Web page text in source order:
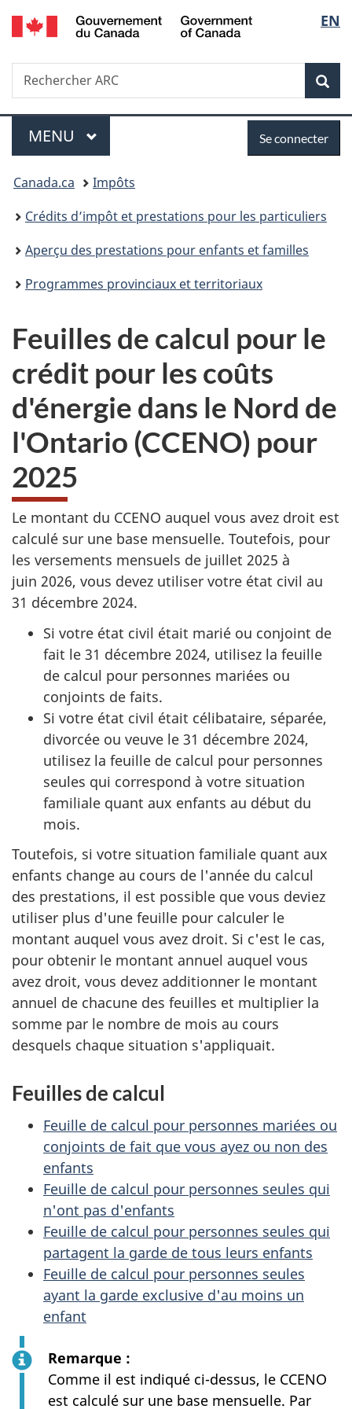
Passer
au
Passer
à
du
Passer
à
simplifiée
de
la
EN
Government
Recherche
Rechercher
ARC
Menu
MENU PRINCIPAL
connecter
Se connecter
Vous
êtes
ici :
Canada.ca
Impôts
Crédits d’impôt et prestations pour les particuliers
Aperçu des prestations pour enfants et familles
Programmes provinciaux et territoriaux
Feuilles de calcul pour le
crédit pour les coûts
d'énergie dans le Nord de
l'Ontario (CCENO) pour
2025
Le montant du CCENO auquel vous avez droit est
calculé sur une base mensuelle. Toutefois, pour
les versements mensuels de juillet 2025 à
juin 2026, vous devez utiliser votre état civil au
31 décembre 2024.
Si votre état civil était marié ou conjoint de
fait le 31 décembre 2024, utilisez la feuille
de calcul pour personnes mariées ou
conjoints de faits.
Si votre état civil était célibataire, séparée,
divorcée ou veuve le 31 décembre 2024,
utilisez la feuille de calcul pour personnes
seules qui correspond à votre situation
familiale quant aux enfants au début du
mois.
Toutefois, si votre situation familiale quant aux
enfants change au cours de l'année du calcul
des prestations, il est possible que vous deviez
utiliser plus d'une feuille pour calculer le
montant auquel vous avez droit. Si c'est le cas,
pour obtenir le montant annuel auquel vous
avez droit, vous devez additionner le montant
annuel de chacune des feuilles et multiplier la
somme par le nombre de mois au cours
desquels chaque situation s'appliquait.
Feuilles de calcul
Feuille de calcul pour personnes mariées ou
conjoints de fait que vous ayez ou non des
enfants
Feuille de calcul pour personnes seules qui
n'ont pas d'enfants
Feuille de calcul pour personnes seules qui
partagent la garde de tous leurs enfants
Feuille de calcul pour personnes seules
ayant la garde exclusive d'au moins un
enfant
Remarque :
Comme il est indiqué ci-dessus, le CCENO
est calculé sur une base mensuelle. Par